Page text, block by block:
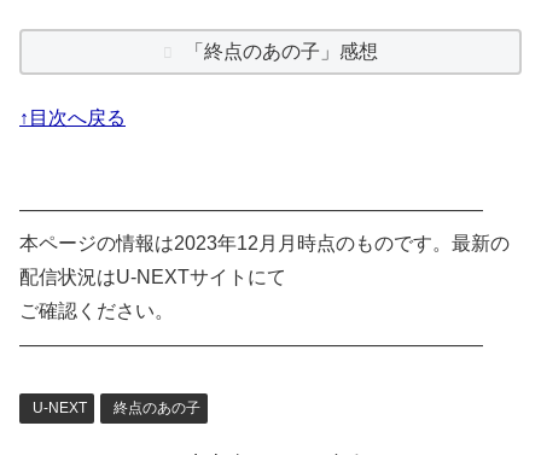
「終点のあの子」感想
↑目次へ戻る
————————————————————————
本ページの情報は2023年12月月時点のものです。最新の
配信状況はU-NEXTサイトにて
ご確認ください。
————————————————————————
U-NEXT 終点のあの子